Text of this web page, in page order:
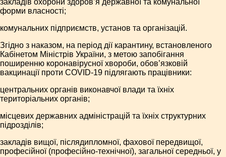
закладів охорони здоров’я державної та комунальної
форми власності;
комунальних підприємств, установ та організацій.
Згідно з наказом, на період дії карантину, встановленого
Кабінетом Міністрів України, з метою запобігання
поширенню коронавірусної хвороби, обов’язковій
вакцинації проти COVID-19 підлягають працівники:
центральних органів виконавчої влади та їхніх
територіальних органів;
місцевих державних адміністрацій та їхніх структурних
підрозділів;
закладів вищої, післядипломної, фахової передвищої,
професійної (професійно-технічної), загальної середньої, у